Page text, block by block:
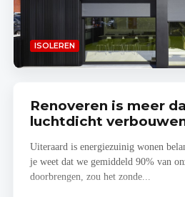
ISOLEREN
Renoveren is meer
luchtdicht
Uiteraard is energiezuinig wonen
je weet dat we gemiddeld 90% van
doorbrengen, zou het zonde...